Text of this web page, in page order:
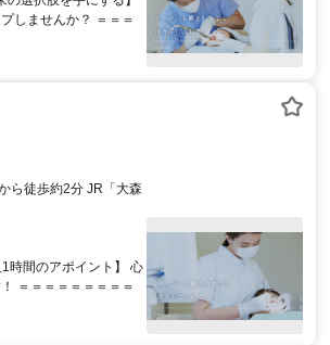
しませんか？ ＝＝＝
時間のアポイント】 心
＝＝＝＝＝＝＝＝＝